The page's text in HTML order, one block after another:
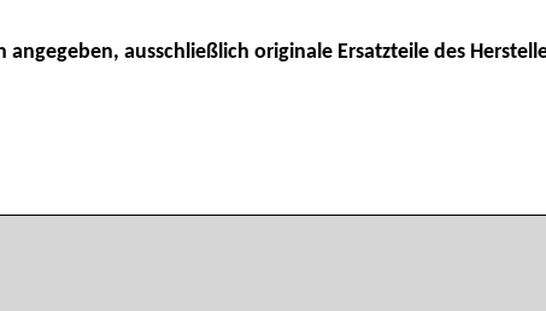
ausschließlich originale Ersatzteile des